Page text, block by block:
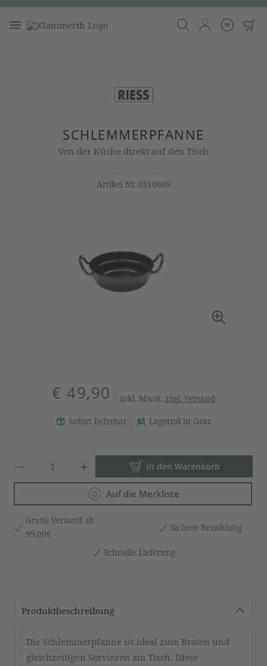
SCHLEMMERPFANNE
Von der Küche direkt auf den Tisch
Artikel Nr. 0310609
€ 49,90 inkl. MwSt. zzgl. Versand
Sofort lieferbar Lagernd in Graz
Produkt Anzahl: Gib den
In den Warenkorb
Auf die Merkliste
Gratis Versand ab
99,00€
Sichere Bezahlung
Schnelle Lieferung
Produktbeschreibung
Die Schlemmerpfanne ist ideal zum Braten und
gleichzeitigen Servieren am Tisch. Diese